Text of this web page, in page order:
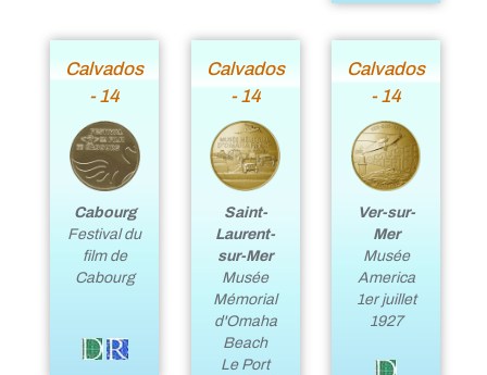
Calvados
- 14
Cabourg
Festival du
film de
Cabourg
Calvados
- 14
Saint-
Laurent-
sur-Mer
Musée
Mémorial
d'Omaha
Beach
Le Port
Calvados
- 14
Ver-sur-
Mer
Musée
America
1er juillet
1927